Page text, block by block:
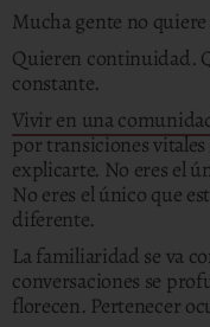
Mucha gente no quiere
Quieren continuidad.
constante.
Vivir en una
por transiciones
explicarte. No eres el
No eres el único que
diferente.
La familiaridad se va
conversaciones se
florecen. Pertenecer